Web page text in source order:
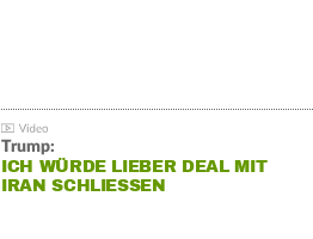
Trump:
ICH WÜRDE LIEBER DEAL MIT
IRAN SCHLIESSEN